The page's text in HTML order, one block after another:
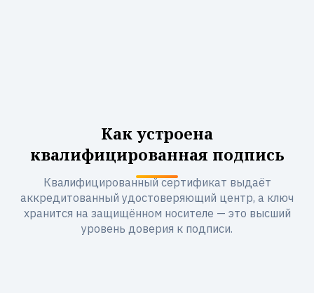
Как устроена
квалифицированная подпись
Квалифицированный сертификат выдаёт
аккредитованный удостоверяющий центр, а ключ
хранится на защищённом носителе — это высший
уровень доверия к подписи.